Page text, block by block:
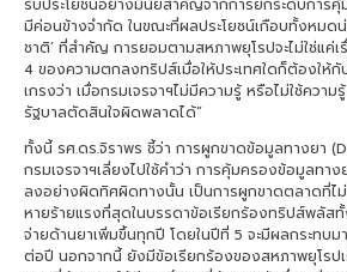
รับประโยชน์อย่างมีนัยสำคัญจากการยกระดับการ
มีค่อนข้างจำกัด ในขณะที่ผลประโยชน์เกือบทั้งหมด
ชาติ’ ที่สำคัญ การยอมตามสหภาพยุโรปจะไม่ใช่แค่เ
4 ของความตกลงทริปส์เมื่อให้ประเทศใดก็ต้องให้
เกรงว่า เมื่อกรมเจรจาฯไม่มีความรู้ หรือไม่ใช้ควา
รัฐบาลตัดสินใจผิดพลาดได้”
ทั้งนี้ รศ.ดร.จิราพร ชี้ว่า การผูกขาดข้อมูลทางยา
กรมเจรจาฯเลี่ยงไปใช้คำว่า การคุ้มครองข้อมูลทา
ลงอย่างผิดทิศผิดทางนั้น เป็นการผูกขาดตลาดที่ไม่
หายร้ายแรงที่สุดในบรรดาข้อเรียกร้องทริปส์พลัส
จ่ายด้านยาเพิ่มขึ้นทุกปี โดยในปีที่ 5 จะมีผลกระทบ
ต่อปี นอกจากนี้ ยังมีข้อเรียกร้องของสหภาพยุโรป